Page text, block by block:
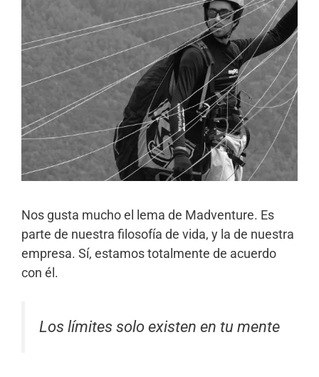
Nos gusta mucho el lema de Madventure. Es
parte de nuestra filosofía de vida, y la de nuestra
empresa. Sí, estamos totalmente de acuerdo
con él.
Los límites solo existen en tu mente